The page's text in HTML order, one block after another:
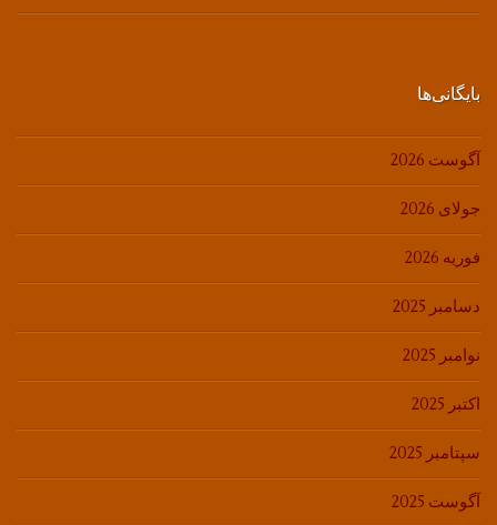
بایگانی‌ها
آگوست 2026
جولای 2026
فوریه 2026
دسامبر 2025
نوامبر 2025
اکتبر 2025
سپتامبر 2025
آگوست 2025